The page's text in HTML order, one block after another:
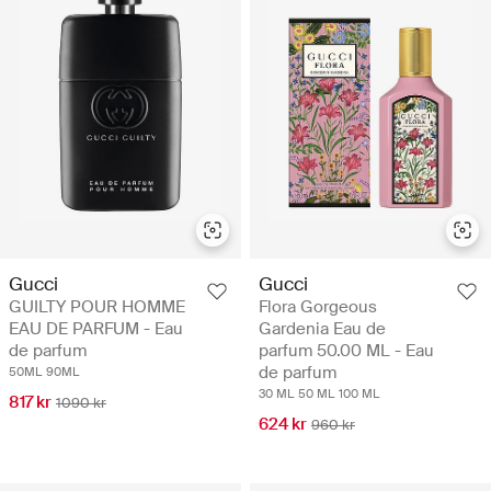
Gucci
GUILTY POUR HOMME
EAU DE PARFUM - Eau
de parfum
50ML 90ML
817 kr 1090 kr
Gucci
Flora Gorgeous
Gardenia Eau de
parfum 50.00 ML - Eau
de parfum
30 ML 50 ML 100 ML
624 kr 960 kr